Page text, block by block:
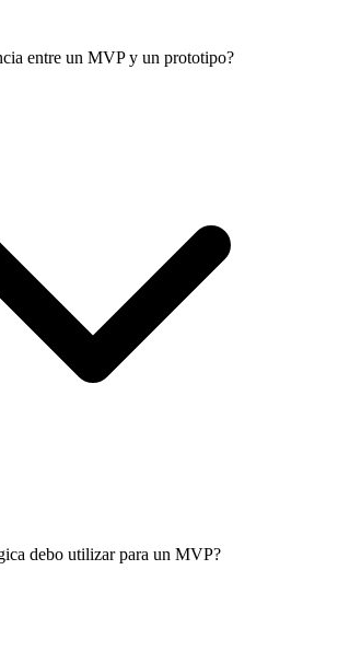
entre un MVP y un prototipo?
debo utilizar para un MVP?